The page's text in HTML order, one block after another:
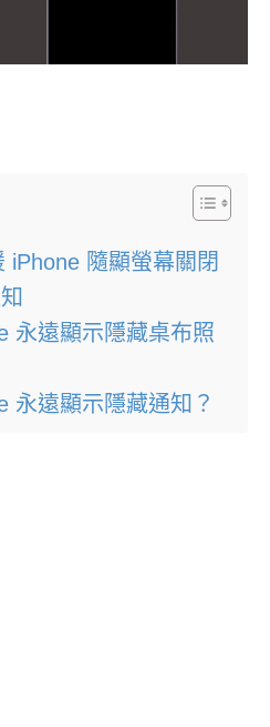
iPhone 隨顯螢幕關閉
永遠顯示隱藏桌布照
永遠顯示隱藏通知？